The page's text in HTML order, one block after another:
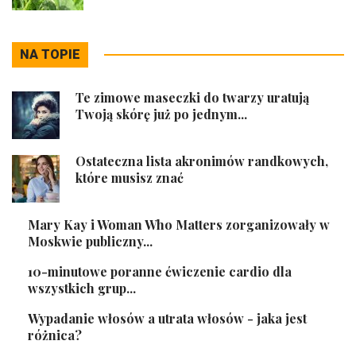
NA TOPIE
Te zimowe maseczki do twarzy uratują
Twoją skórę już po jednym...
Ostateczna lista akronimów randkowych,
które musisz znać
Mary Kay i Woman Who Matters zorganizowały w
Moskwie publiczny...
10-minutowe poranne ćwiczenie cardio dla
wszystkich grup...
Wypadanie włosów a utrata włosów - jaka jest
różnica?